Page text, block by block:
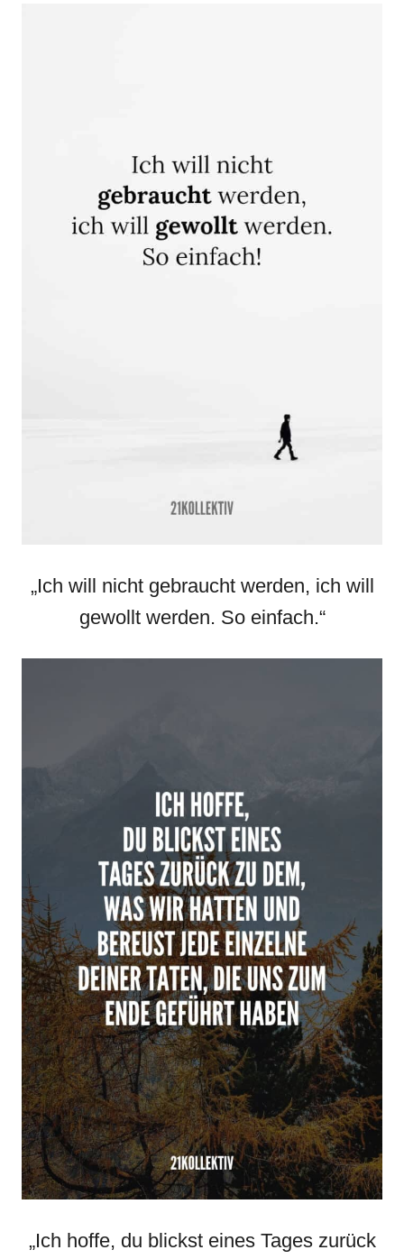
„Ich will nicht gebraucht werden, ich will
gewollt werden. So einfach.“
„Ich hoffe, du blickst eines Tages zurück